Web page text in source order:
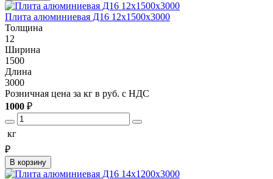
Плита алюминиевая Д16 12х1500х3000
Толщина
12
Ширина
1500
Длина
3000
Розничная цена за кг в руб. с НДС
1000 ₽
кг
₽
В корзину